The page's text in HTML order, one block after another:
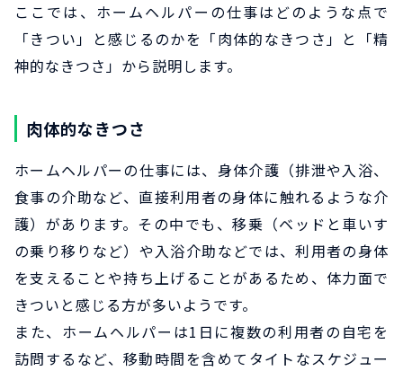
ここでは、ホームヘルパーの仕事はどのような点で
「きつい」と感じるのかを「肉体的なきつさ」と「精
神的なきつさ」から説明します。
肉体的なきつさ
ホームヘルパーの仕事には、身体介護（排泄や入浴、
食事の介助など、直接利用者の身体に触れるような介
護）があります。その中でも、移乗（ベッドと車いす
の乗り移りなど）や入浴介助などでは、利用者の身体
を支えることや持ち上げることがあるため、体力面で
きついと感じる方が多いようです。
また、ホームヘルパーは1日に複数の利用者の自宅を
訪問するなど、移動時間を含めてタイトなスケジュー